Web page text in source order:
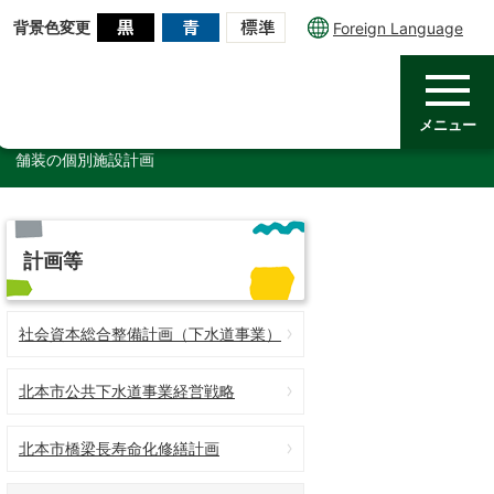
背景色変更 Foreign Language
メニュー
舗装の個別施設計画
計画等
社会資本総合整備計画（下水道事業）
北本市公共下水道事業経営戦略
北本市橋梁長寿命化修繕計画